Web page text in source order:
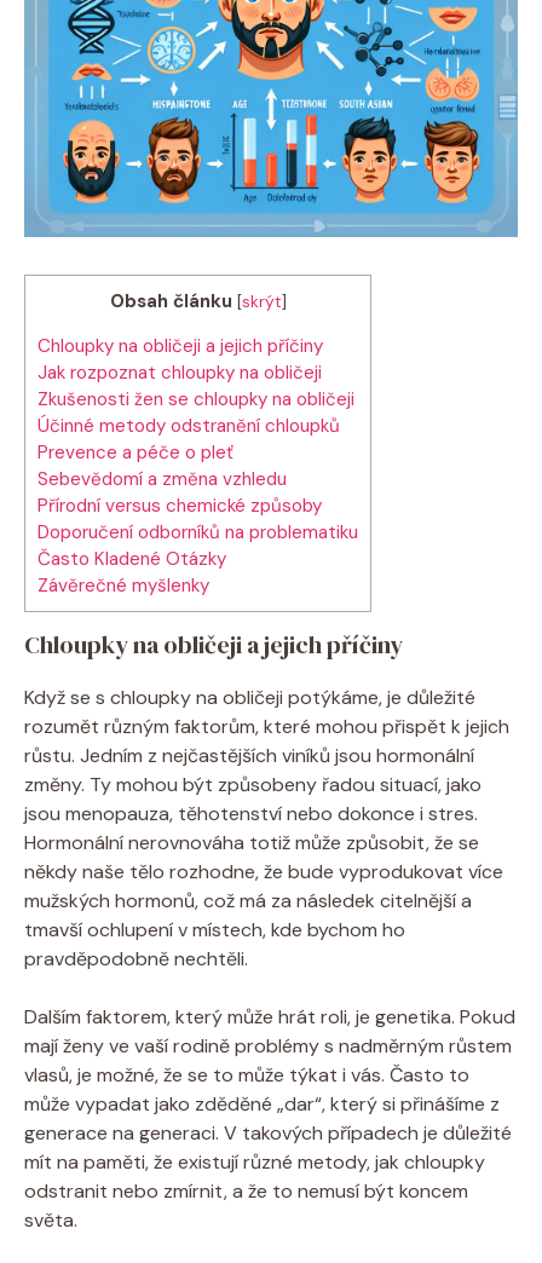
Obsah článku [skrýt]
Chloupky na obličeji a jejich příčiny
Jak rozpoznat chloupky na obličeji
Zkušenosti žen se chloupky na obličeji
Účinné metody odstranění chloupků
Prevence a péče o pleť
Sebevědomí a změna vzhledu
Přírodní versus chemické způsoby
Doporučení odborníků na problematiku
Často Kladené Otázky
Závěrečné myšlenky
Chloupky na obličeji a jejich příčiny
Když se s chloupky na obličeji potýkáme, je důležité
rozumět různým faktorům, které mohou přispět k jejich
růstu. Jedním z nejčastějších viníků jsou hormonální
změny. Ty mohou být způsobeny řadou situací, jako
jsou menopauza, těhotenství nebo dokonce i stres.
Hormonální nerovnováha totiž může způsobit, že se
někdy naše tělo rozhodne, že bude vyprodukovat více
mužských hormonů, což má za následek citelnější a
tmavší ochlupení v místech, kde bychom ho
pravděpodobně nechtěli.
Dalším faktorem, který může hrát roli, je genetika. Pokud
mají ženy ve vaší rodině problémy s nadměrným růstem
vlasů, je možné, že se to může týkat i vás. Často to
může vypadat jako zděděné „dar“, který si přinášíme z
generace na generaci. V takových případech je důležité
mít na paměti, že existují různé metody, jak chloupky
odstranit nebo zmírnit, a že to nemusí být koncem
světa.